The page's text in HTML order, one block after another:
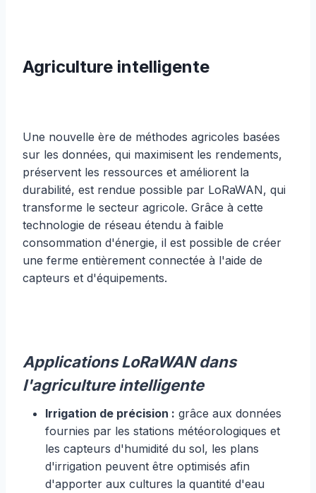
Agriculture intelligente
Une nouvelle ère de méthodes agricoles basées
sur les données, qui maximisent les rendements,
préservent les ressources et améliorent la
durabilité, est rendue possible par LoRaWAN, qui
transforme le secteur agricole. Grâce à cette
technologie de réseau étendu à faible
consommation d'énergie, il est possible de créer
une ferme entièrement connectée à l'aide de
capteurs et d'équipements.
Applications LoRaWAN dans
l'agriculture intelligente
Irrigation de précision : grâce aux données
fournies par les stations météorologiques et
les capteurs d'humidité du sol, les plans
d'irrigation peuvent être optimisés afin
d'apporter aux cultures la quantité d'eau